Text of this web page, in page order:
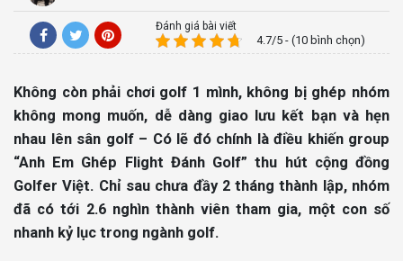
Đánh giá bài viết
4.7/5 - (10 bình chọn)
Không còn phải chơi golf 1 mình, không bị ghép nhóm
không mong muốn, dễ dàng giao lưu kết bạn và hẹn
nhau lên sân golf – Có lẽ đó chính là điều khiến group
“Anh Em Ghép Flight Đánh Golf” thu hút cộng đồng
Golfer Việt. Chỉ sau chưa đầy 2 tháng thành lập, nhóm
đã có tới 2.6 nghìn thành viên tham gia, một con số
nhanh kỷ lục trong ngành golf.